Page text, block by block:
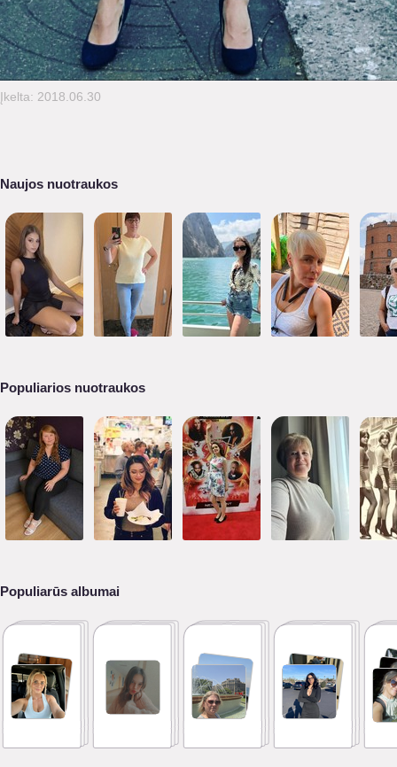
Įkelta: 2018.06.30
Naujos nuotraukos
Populiarios nuotraukos
Populiarūs albumai